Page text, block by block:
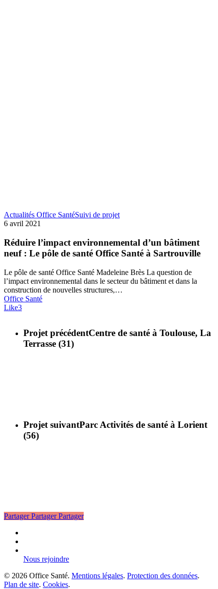
Actualités Office SantéSuivi de projet
6 avril 2021
Réduire l’impact environnemental d’un bâtiment
neuf : Le pôle de santé Office Santé à Sartrouville
Le pôle de santé Office Santé Madeleine Brès La question de
l’impact environnemental dans le secteur du bâtiment et dans la
construction de nouvelles structures,…
Office Santé
Like3
Projet précédentCentre de santé à Toulouse, La
Terrasse (31)
Projet suivantParc Activités de santé à Lorient
(56)
Partager Partager Partager
Nous rejoindre
© 2026 Office Santé. Mentions légales. Protection des données.
Plan de site. Cookies.